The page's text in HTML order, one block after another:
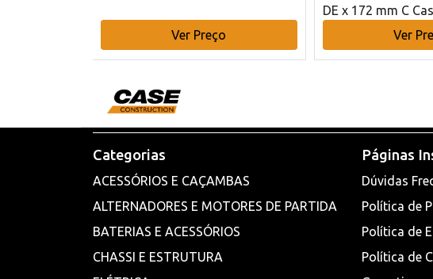
Ver Preço
DE x 172 mm C
Ver
Categorias
ACESSÓRIOS E CAÇAMBAS
ALTERNADORES E MOTORES DE PARTIDA
BATERIAS E ACESSÓRIOS
CHASSI E ESTRUTURA
Páginas
Dúvidas
Política de
Política de
Política de